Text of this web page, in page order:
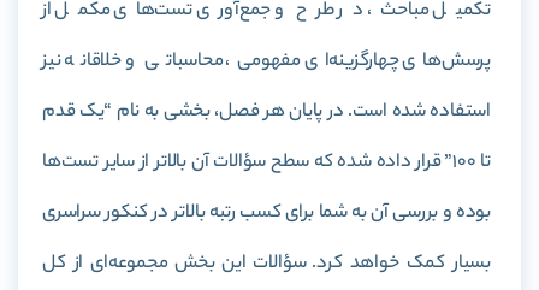
تکمیل مباحث، در طرح و جمع‌آوری تست‌های مکمل از
پرسش‌های چهارگزینه‌ای مفهومی، محاسباتی و خلاقانه نیز
استفاده شده است. در پایان هر فصل، بخشی به نام “یک قدم
تا 100” قرار داده شده که سطح سؤالات آن بالاتر از سایر تست‌ها
بوده و بررسی آن به شما برای کسب رتبه بالاتر در کنکور سراسری
بسیار کمک خواهد کرد. سؤالات این بخش مجموعه‌ای از کل